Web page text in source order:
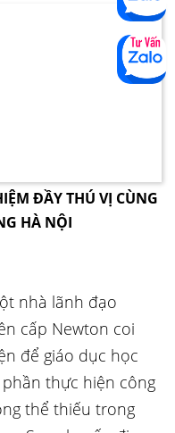
ĐẦY THÚ VỊ CÙNG
HÀ NỘI
nhà lãnh đạo
cấp Newton coi
để giáo dục học
thực hiện công
thể thiếu trong